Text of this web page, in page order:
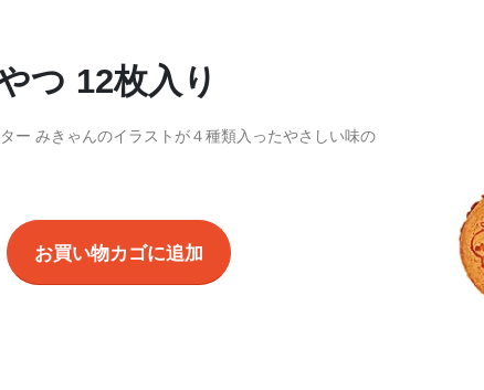
つ 12枚入り
ー みきゃんのイラストが４種類入ったやさしい味の
お買い物カゴに追加